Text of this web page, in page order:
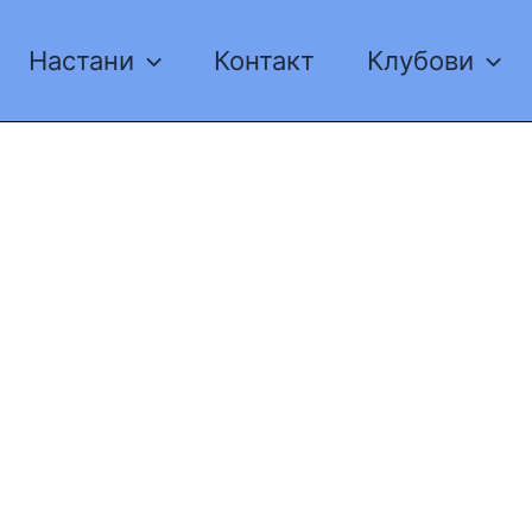
Настани Контакт Клубови